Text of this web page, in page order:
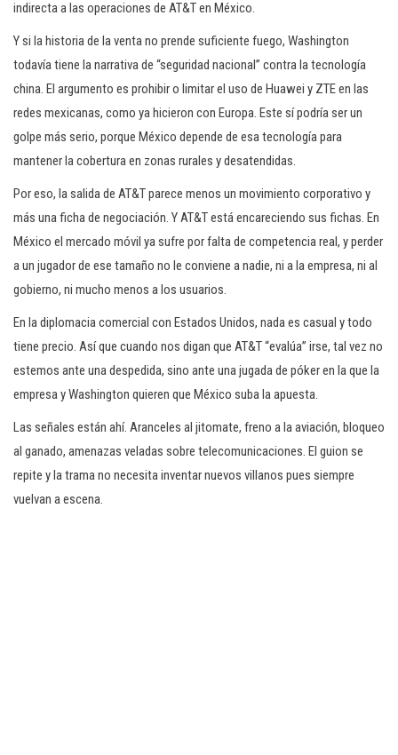
indirecta a las operaciones de AT&T en México.
Y si la historia de la venta no prende suficiente fuego, Washington
todavía tiene la narrativa de “seguridad nacional” contra la tecnología
china. El argumento es prohibir o limitar el uso de Huawei y ZTE en las
redes mexicanas, como ya hicieron con Europa. Este sí podría ser un
golpe más serio, porque México depende de esa tecnología para
mantener la cobertura en zonas rurales y desatendidas.
Por eso, la salida de AT&T parece menos un movimiento corporativo y
más una ficha de negociación. Y AT&T está encareciendo sus fichas. En
México el mercado móvil ya sufre por falta de competencia real, y perder
a un jugador de ese tamaño no le conviene a nadie, ni a la empresa, ni al
gobierno, ni mucho menos a los usuarios.
En la diplomacia comercial con Estados Unidos, nada es casual y todo
tiene precio. Así que cuando nos digan que AT&T “evalúa” irse, tal vez no
estemos ante una despedida, sino ante una jugada de póker en la que la
empresa y Washington quieren que México suba la apuesta.
Las señales están ahí. Aranceles al jitomate, freno a la aviación, bloqueo
al ganado, amenazas veladas sobre telecomunicaciones. El guion se
repite y la trama no necesita inventar nuevos villanos pues siempre
vuelvan a escena.